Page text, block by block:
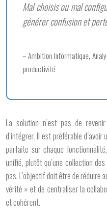
Mal choisis ou mal
générer confusion et
– Ambition Informatique,
productivité
La solution n’est pas de
d’intégrer. Il est préférable
parfaite sur chaque
unifié, plutôt qu’une collection
pas. L’objectif doit être de réduire
vérité » et de centraliser la
et cohérent.